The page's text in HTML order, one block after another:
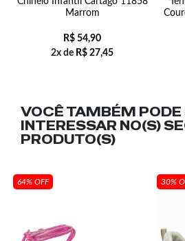
Marrom
R$ 54,90
2x de R$ 27,45
VOCÊ TAMBÉM PODE
INTERESSAR NO(S)
PRODUTO(S)
64% OFF 30%